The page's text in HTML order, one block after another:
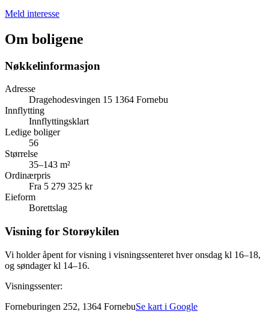
Meld interesse
Om boligene
Nøkkelinformasjon
Adresse
Dragehodesvingen 15 1364 Fornebu
Innflytting
Innflyttingsklart
Ledige boliger
56
Størrelse
35–143 m²
Ordinærpris
Fra 5 279 325 kr
Eieform
Borettslag
Visning for Storøykilen
Vi holder åpent for visning i visningssenteret hver onsdag kl 16–18,
og søndager kl 14–16.
Visningssenter:
Forneburingen 252, 1364 FornebuSe kart i Google